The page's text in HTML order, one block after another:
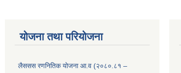
योजना तथा परियोजना
लैससस रणनितिक योजना आ.व (२०८०.८१ –